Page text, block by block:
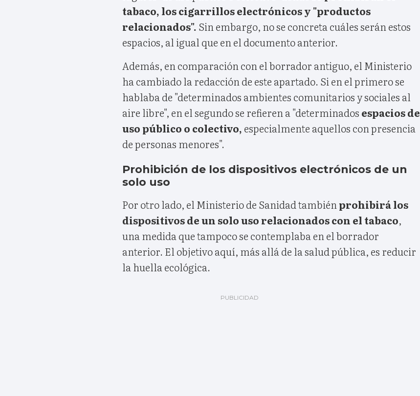
tabaco, los cigarrillos electrónicos y "productos
relacionados". Sin embargo, no se concreta cuáles serán estos
espacios, al igual que en el documento anterior.
Además, en comparación con el borrador antiguo, el Ministerio
ha cambiado la redacción de este apartado. Si en el primero se
hablaba de "determinados ambientes comunitarios y sociales al
aire libre", en el segundo se refieren a "determinados espacios de
uso público o colectivo, especialmente aquellos con presencia
de personas menores".
Prohibición de los dispositivos electrónicos de un
solo uso
Por otro lado, el Ministerio de Sanidad también prohibirá los
dispositivos de un solo uso relacionados con el tabaco,
una medida que tampoco se contemplaba en el borrador
anterior. El objetivo aquí, más allá de la salud pública, es reducir
la huella ecológica.